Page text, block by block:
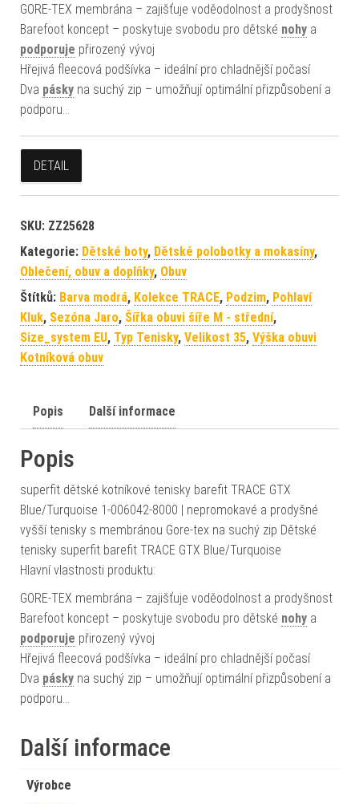
GORE-TEX membrána – zajišťuje voděodolnost a prodyšnost
Barefoot koncept – poskytuje svobodu pro dětské nohy a
podporuje přirozený vývoj
Hřejivá fleecová podšívka – ideální pro chladnější počasí
Dva pásky na suchý zip – umožňují optimální přizpůsobení a
podporu…
DETAIL
SKU: ZZ25628
Kategorie: Dětské boty, Dětské polobotky a mokasíny,
Oblečení, obuv a doplňky, Obuv
Štítků: Barva modrá, Kolekce TRACE, Podzim, Pohlaví
Kluk, Sezóna Jaro, Šířka obuvi šíře M - střední,
Size_system EU, Typ Tenisky, Velikost 35, Výška obuvi
Kotníková obuv
Popis Další informace
Popis
superfit dětské kotníkové tenisky barefit TRACE GTX
Blue/Turquoise 1-006042-8000 | nepromokavé a prodyšné
vyšší tenisky s membránou Gore-tex na suchý zip Dětské
tenisky superfit barefit TRACE GTX Blue/Turquoise
Hlavní vlastnosti produktu:
GORE-TEX membrána – zajišťuje voděodolnost a prodyšnost
Barefoot koncept – poskytuje svobodu pro dětské nohy a
podporuje přirozený vývoj
Hřejivá fleecová podšívka – ideální pro chladnější počasí
Dva pásky na suchý zip – umožňují optimální přizpůsobení a
podporu…
Další informace
Výrobce